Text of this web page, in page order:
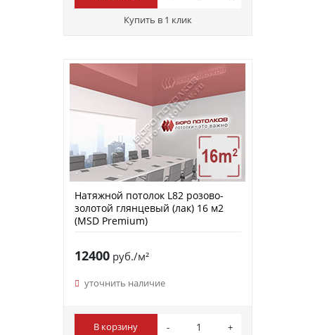
Купить в 1 клик
Натяжной потолок L82 розово-
золотой глянцевый (лак) 16 м2
(MSD Premium)
12400руб./м²
уточнить наличие
В корзину